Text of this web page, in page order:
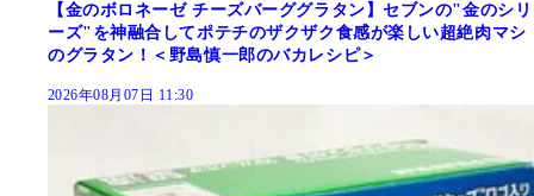
【金のボロネーゼ チーズバーググラタン】セブンの"金のシリ
ーズ"を神融合してポテチのザクザク食感が楽しい超絶肉マシ
のグラタン！＜野島慎一郎のバカレシピ＞
2026年08月07日 11:30